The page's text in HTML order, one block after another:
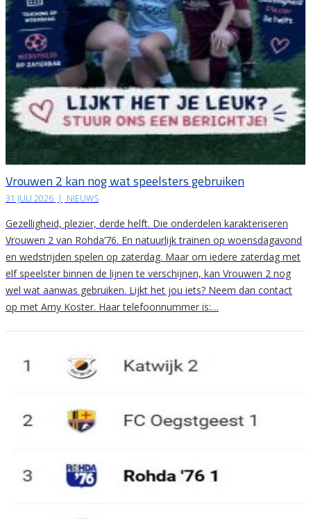
Vrouwen 2 kan nog wat speelsters gebruiken
31 JULI 2026 | NIEUWS
Gezelligheid, plezier, derde helft. Die onderdelen karakteriseren
Vrouwen 2 van Rohda’76. En natuurlijk trainen op woensdagavond
en wedstrijden spelen op zaterdag. Maar om iedere zaterdag met
elf speelster binnen de lijnen te verschijnen, kan Vrouwen 2 nog
wel wat aanwas gebruiken. Lijkt het jou iets? Neem dan contact
op met Amy Koster. Haar telefoonnummer is:…